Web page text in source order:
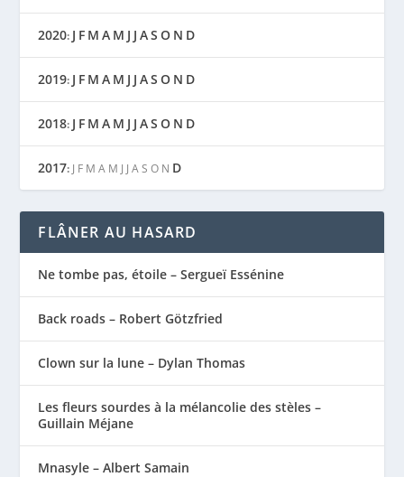
2020: J F M A M J J AS O N D
2019: J F M A M J J AS O N D
2018: J F M A M J J AS O N D
2017: J F M A M J J A S O N D
FLÂNER AU HASARD
Ne tombe pas, étoile – Sergueï Essénine
Back roads – Robert Götzfried
Clown sur la lune – Dylan Thomas
Les fleurs sourdes à la mélancolie des stèles –
Guillain Méjane
Mnasyle – Albert Samain